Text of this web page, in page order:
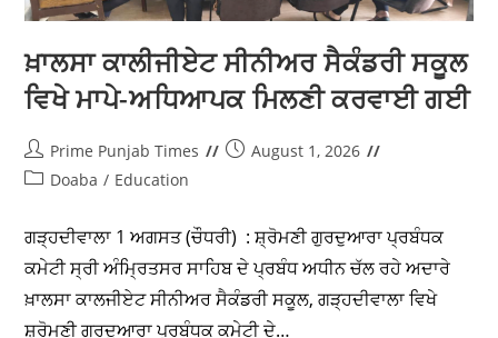
ਗੜ੍ਹਦੀਵਾਲਾ 4 ਅਗਸਤ (ਚੌਧਰੀ) : ਸ਼੍ਰੋਮਣੀ ਗੁਰਦੁਆਰਾ ਪ੍ਰਬੰਧਕ
ਕਮੇਟੀ ਸ੍ਰੀ ਅੰਮ੍ਰਿਤਸਰ ਸਾਹਿਬ ਦੇ ਪ੍ਰਬੰਧ ਅਧੀਨ ਚੱਲ ਰਹੇ ਅਦਾਰੇ
ਖ਼ਾਲਸਾ ਕਾਲਜ , ਗੜ੍ਹਦੀਵਾਲਾ ਵਿਖੇ ਸ਼੍ਰੋਮਣੀ ਗੁਰਦੁਆਰਾ ਪ੍ਰਬੰਧਕ
ਕਮੇਟੀ ਦੇ ਪ੍ਰਧਾਨ ਐਡਵੋਕੇਟ…
Continue Reading